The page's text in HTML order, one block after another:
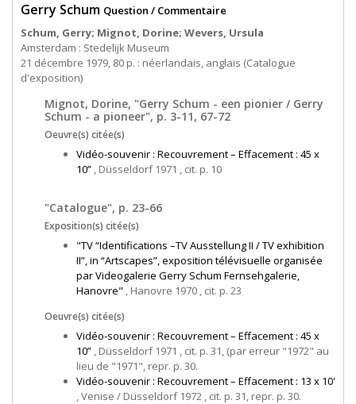
Gerry Schum Question / Commentaire
Schum, Gerry; Mignot, Dorine; Wevers, Ursula
Amsterdam : Stedelijk Museum
21 décembre 1979, 80 p. : néerlandais, anglais (Catalogue
d'exposition)
Mignot, Dorine, "Gerry Schum - een pionier / Gerry
Schum - a pioneer", p. 3-11, 67-72
Oeuvre(s) citée(s)
Vidéo-souvenir : Recouvrement – Effacement : 45 x
10” , Düsseldorf 1971 , cit. p. 10
"Catalogue", p. 23-66
Exposition(s) citée(s)
"TV “Identifications –TV Ausstellung II / TV exhibition
II”, in “Artscapes”, exposition télévisuelle organisée
par Videogalerie Gerry Schum Fernsehgalerie,
Hanovre" , Hanovre 1970 , cit. p. 23
Oeuvre(s) citée(s)
Vidéo-souvenir : Recouvrement – Effacement : 45 x
10” , Düsseldorf 1971 , cit. p. 31, (par erreur "1972" au
lieu de "1971", repr. p. 30.
Vidéo-souvenir : Recouvrement – Effacement : 13 x 10'
, Venise / Düsseldorf 1972 , cit. p. 31, repr. p. 30.